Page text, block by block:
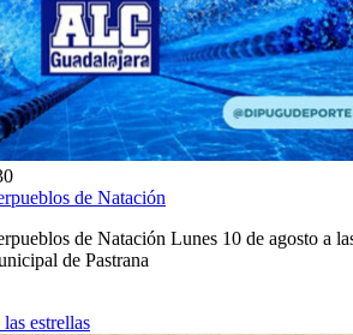
de Natación
de Natación Lunes 10 de agosto a
de Pastrana
estrellas